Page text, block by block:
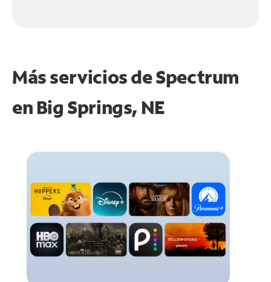
Más servicios de Spectrum
en Big Springs, NE